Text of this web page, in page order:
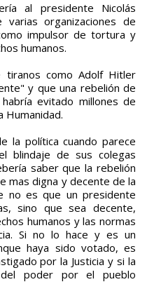
al presidente Nicolás
organizaciones de
impulsor de tortura y
humanos.
tiranos como Adolf Hitler
y que una rebelión de
evitado millones de
Humanidad.
la política cuando parece
blindaje de sus colegas
saber que la rebelión
mas digna y decente de la
no es que un presidente
sino que sea decente,
humanos y las normas
Si no lo hace y es un
haya sido votado, es
por la Justicia y si la
del poder por el pueblo